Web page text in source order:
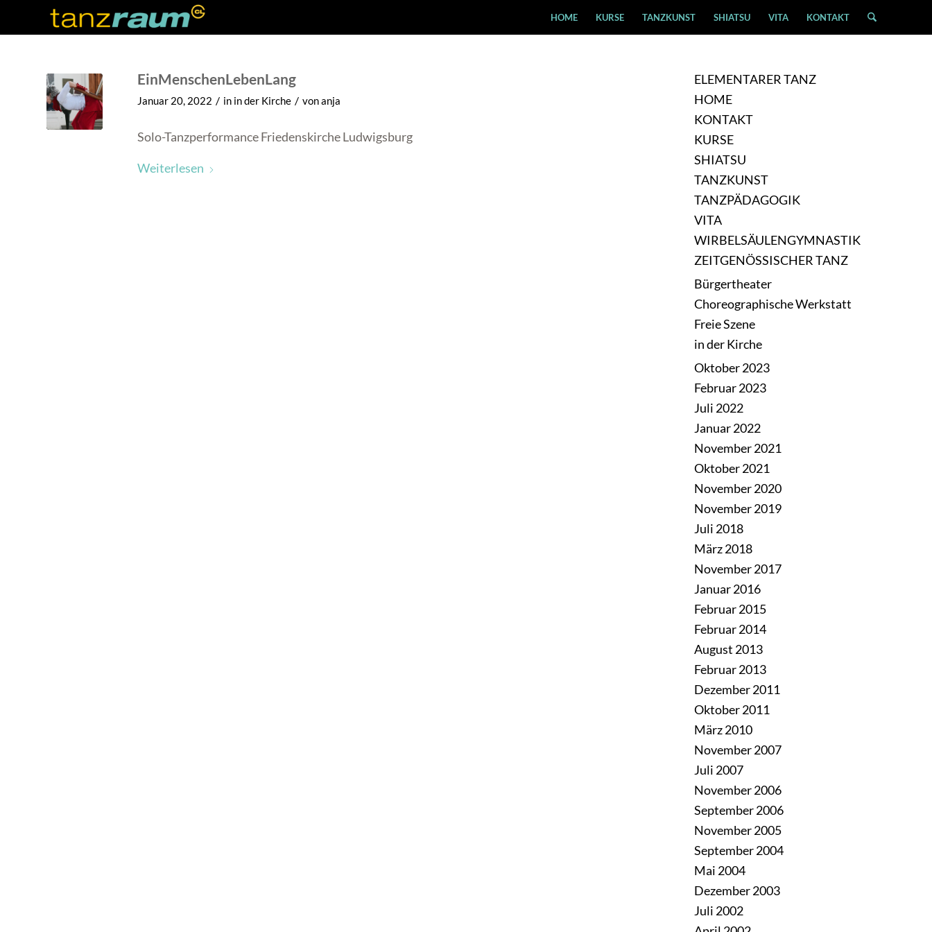
HOME KURSE TANZKUNST SHIATSU VITA KONTAKT
EinMenschenLebenLang
Januar 20, 2022 / in in der Kirche / vonanja
Solo-Tanzperformance Friedenskirche Ludwigsburg
Weiterlesen
ELEMENTARER TANZ
HOME
KONTAKT
KURSE
SHIATSU
TANZKUNST
TANZPÄDAGOGIK
VITA
WIRBELSÄULENGYMNASTIK
ZEITGENÖSSISCHER TANZ
Bürgertheater
Choreographische Werkstatt
Freie Szene
in der Kirche
Oktober 2023
Februar 2023
Juli 2022
Januar 2022
November 2021
Oktober 2021
November 2020
November 2019
Juli 2018
März 2018
November 2017
Januar 2016
Februar 2015
Februar 2014
August 2013
Februar 2013
Dezember 2011
Oktober 2011
März 2010
November 2007
Juli 2007
November 2006
September 2006
November 2005
September 2004
Mai 2004
Dezember 2003
Juli 2002